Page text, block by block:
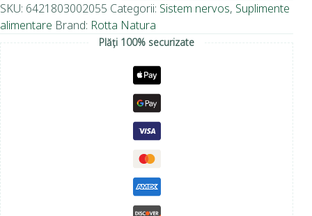
SKU: 6421803002055 Categorii: Sistem nervos, Suplimente
alimentare Brand: Rotta Natura
Plăți 100% securizate